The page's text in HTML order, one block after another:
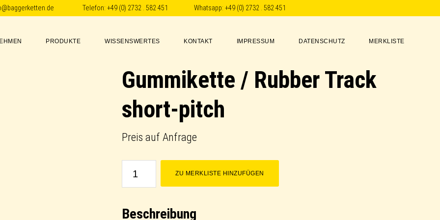
Telefon: +49 (0) 2732 . 582 451 Whatsapp: +49 (0) 2732 . 582 451
PRODUKTE WISSENSWERTES KONTAKT IMPRESSUM DATENSCHUTZ MERKLISTE
Gummikette / Rubber Track
short-pitch
Preis auf Anfrage
Gummikette
Track
ZU MERKLISTE HINZUFÜGEN
Beschreibung